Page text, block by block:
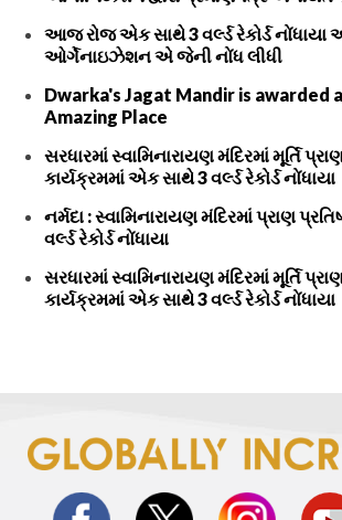
આજ રોજ એક સાથે 3 વર્લ્ડ રેકોર્ડ નોંધાયા
ઓર્ગેનાઇઝેશન એ જેની નોંધ લીધી
Dwarka's Jagat Mandir is awarded
Amazing Place
સરધારમાં સ્વામિનારાયણ મંદિરમાં મૂર્તિ
કાર્યક્રમમાં એક સાથે 3 વર્લ્ડ રેકોર્ડ નોંધાયા
નર્મદા : સ્વામિનારાયણ મંદિરમાં પ્રાણ
વર્લ્ડ રેકોર્ડ નોંધાયા
સરધારમાં સ્વામિનારાયણ મંદિરમાં મૂર્તિ
કાર્યક્રમમાં એક સાથે 3 વર્લ્ડ રેકોર્ડ નોંધાયા